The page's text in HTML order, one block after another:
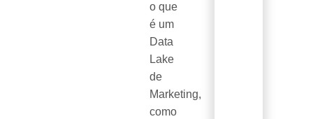
o que
é um
Data
Lake
de
Marketing,
como